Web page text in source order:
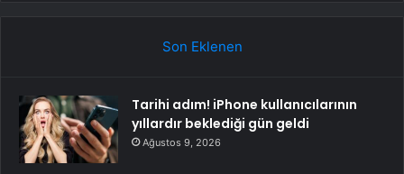
Son Eklenen
Tarihi adım! iPhone kullanıcılarının
yıllardır beklediği gün geldi
Ağustos 9, 2026